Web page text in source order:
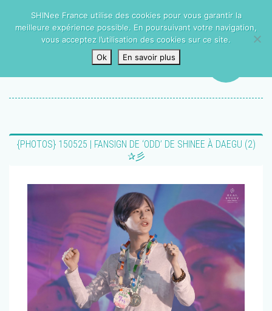
{PHOTOS} 150525 | FANSIGN DE ‘ODD’ DE SHINEE À DAEGU (2)
✰彡
SHINee France utilise des cookies pour vous garantir la
meilleure expérience possible. En poursuivant votre navigation,
vous acceptez l’utilisation des cookies sur ce site.
Ok
En savoir plus